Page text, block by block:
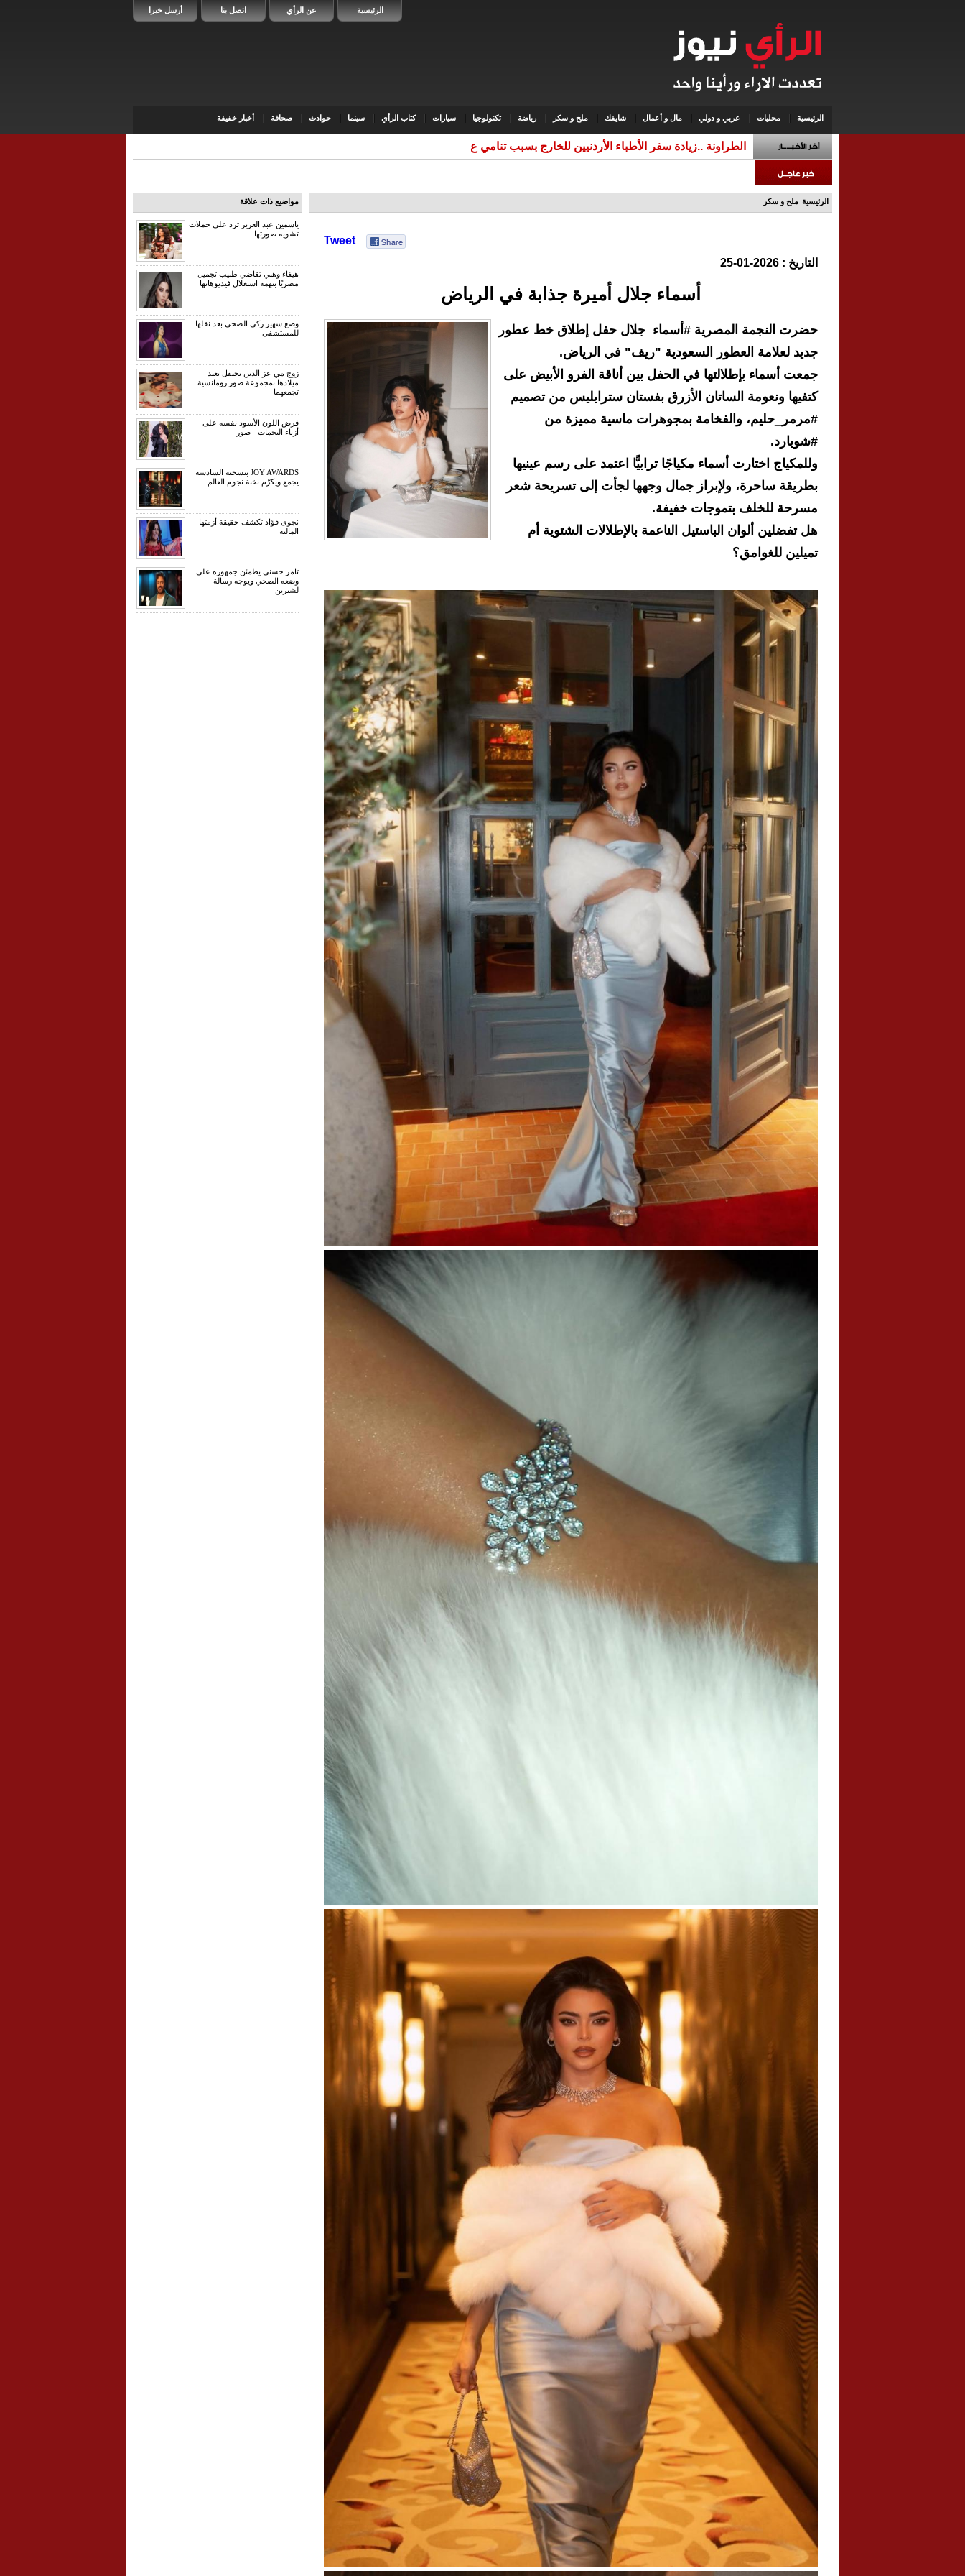
أرسل خبرا اتصل بنا عن الرأي الرئيسية
الرئيسية محليات عربي و دولي مال و أعمال شايفك ملح و سكر رياضة تكنولوجيا سيارات كتاب الرأي سينما حوادث صحافة أخبار خفيفة
الطراونة ..زيادة سفر الأطباء الأردنيين للخارج بسبب تنامي عوامل الجذب من ا
الرئيسية ملح و سكر
Tweet
التاريخ : 2026-01-25
أسماء جلال أميرة جذابة في الرياض
حضرت النجمة المصرية #أسماء_جلال حفل إطلاق خط عطور
جديد لعلامة العطور السعودية "ريف" في الرياض.
جمعت أسماء بإطلالتها في الحفل بين أناقة الفرو الأبيض على
كتفيها ونعومة الساتان الأزرق بفستان سترابليس من تصميم
#مرمر_حليم، والفخامة بمجوهرات ماسية مميزة من
#شوبارد.
وللمكياج اختارت أسماء مكياجًا ترابيًّا اعتمد على رسم عينيها
بطريقة ساحرة، ولإبراز جمال وجهها لجأت إلى تسريحة شعر
مسرحة للخلف بتموجات خفيفة.
هل تفضلين ألوان الباستيل الناعمة بالإطلالات الشتوية أم
تميلين للغوامق؟
مواضيع ذات علاقة
ياسمين عبد العزيز ترد على حملات
تشويه صورتها
هيفاء وهبي تقاضي طبيب تجميل
مصريًا بتهمة استغلال فيديوهاتها
وضع سهير زكي الصحي بعد نقلها
للمستشفى
زوج مي عز الدين يحتفل بعيد
ميلادها بمجموعة صور رومانسية
تجمعهما
فرض اللون الأسود نفسه على
أزياء النجمات - صور
JOY AWARDS بنسخته السادسة
يجمع ويكرّم نخبة نجوم العالم
نجوى فؤاد تكشف حقيقة أزمتها
المالية
تامر حسني يطمئن جمهوره على
وضعه الصحي ويوجه رسالة
لشيرين